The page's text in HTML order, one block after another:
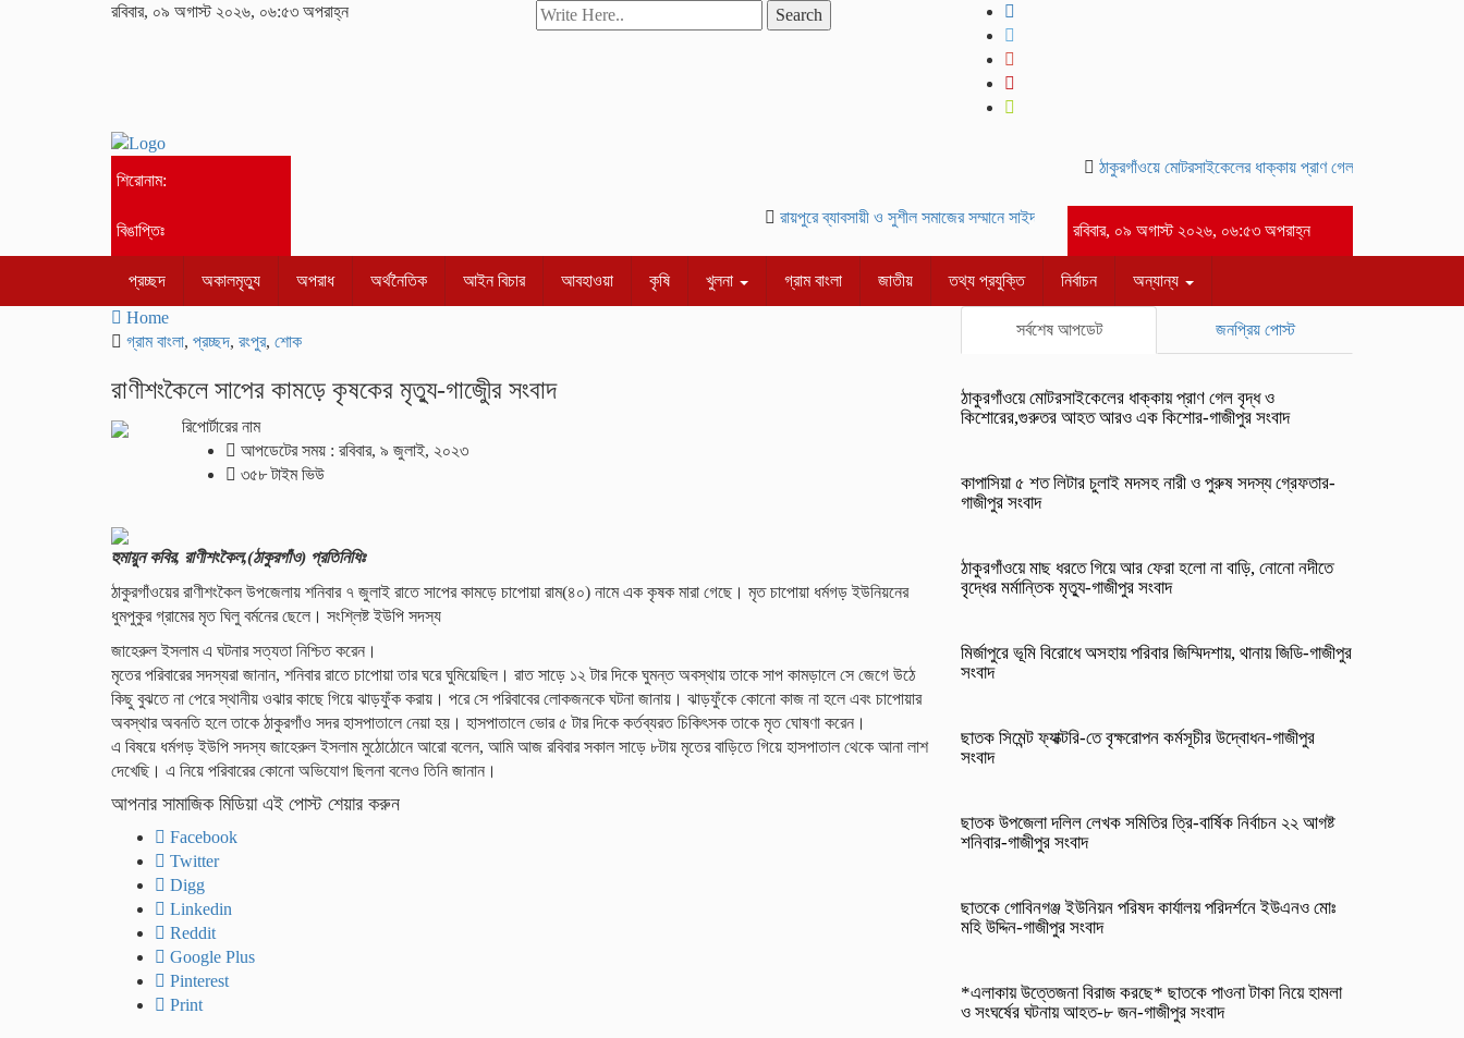
রবিবার, ০৯ অগাস্ট ২০২৬, ০৬:৫৩ অপরাহ্ন Search
শিরোনাম:
ঠাকুরগাঁওয়ে মোটরসাইকেলের ধাক্কায় প্রাণ গেল বৃদ্ধ ও
বিঙাপ্তিঃ
রায়পুরে ব্যাবসায়ী ও সুশীল সমাজের সম্মানে সাইদ জুটনের ইফতার মাহফিল অনুষ্ঠিত।-গাজীপুর সংবাদ
রবিবার, ০৯ অগাস্ট ২০২৬, ০৬:৫৩ অপরাহ্ন
প্রচ্ছদ অকালমৃত্যু অপরাধ অর্থনৈতিক আইন বিচার আবহাওয়া কৃষি খুলনা গ্রাম বাংলা জাতীয় তথ্য প্রযুক্তি নির্বাচন
অন্যান্য
Home
গ্রাম বাংলা, প্রচ্ছদ, রংপুর, শোক
রাণীশংকৈলে সাপের কামড়ে কৃষকের মৃত্যু-গাজীেুর সংবাদ
রিপোর্টারের নাম
আপডেটের সময় : রবিবার, ৯ জুলাই, ২০২৩
৩৫৮ টাইম ভিউ
হুমায়ুন কবির, রাণীশংকৈল,(ঠাকুরগাঁও) প্রতিনিধিঃ
ঠাকুরগাঁওয়ের রাণীশংকৈল উপজেলায় শনিবার ৭ জুলাই রাতে সাপের কামড়ে চাপোয়া রাম(৪০) নামে এক কৃষক মারা গেছে। মৃত চাপোয়া ধর্মগড় ইউনিয়নের
ধুমপুকুর গ্রামের মৃত ঘিলু বর্মনের ছেলে। সংশ্লিষ্ট ইউপি সদস্য
জাহেরুল ইসলাম এ ঘটনার সত্যতা নিশ্চিত করেন।
মৃতের পরিবারের সদস্যরা জানান, শনিবার রাতে চাপোয়া তার ঘরে ঘুমিয়েছিল। রাত সাড়ে ১২ টার দিকে ঘুমন্ত অবস্থায় তাকে সাপ কামড়ালে সে জেগে উঠে
কিছু বুঝতে না পেরে স্থানীয় ওঝার কাছে গিয়ে ঝাড়ফুঁক করায়। পরে সে পরিবাবের লোকজনকে ঘটনা জানায়। ঝাড়ফুঁকে কোনো কাজ না হলে এবং চাপোয়ার
অবস্থার অবনতি হলে তাকে ঠাকুরগাঁও সদর হাসপাতালে নেয়া হয়। হাসপাতালে ভোর ৫ টার দিকে কর্তব্যরত চিকিৎসক তাকে মৃত ঘোষণা করেন।
এ বিষয়ে ধর্মগড় ইউপি সদস্য জাহেরুল ইসলাম মুঠোঠোনে আরো বলেন, আমি আজ রবিবার সকাল সাড়ে ৮টায় মৃতের বাড়িতে গিয়ে হাসপাতাল থেকে আনা লাশ
দেখেছি। এ নিয়ে পরিবারের কোনো অভিযোগ ছিলনা বলেও তিনি জানান।
আপনার সামাজিক মিডিয়া এই পোস্ট শেয়ার করুন
Facebook
Twitter
Digg
Linkedin
Reddit
Google Plus
Pinterest
Print
সর্বশেষ আপডেট জনপ্রিয় পোস্ট
ঠাকুরগাঁওয়ে মোটরসাইকেলের ধাক্কায় প্রাণ গেল বৃদ্ধ ও
কিশোরের,গুরুতর আহত আরও এক কিশোর-গাজীপুর সংবাদ
কাপাসিয়া ৫ শত লিটার চুলাই মদসহ নারী ও পুরুষ সদস্য গ্রেফতার-
গাজীপুর সংবাদ
ঠাকুরগাঁওয়ে মাছ ধরতে গিয়ে আর ফেরা হলো না বাড়ি, নোনো নদীতে
বৃদ্ধের মর্মান্তিক মৃত্যু-গাজীপুর সংবাদ
মির্জাপুরে ভূমি বিরোধে অসহায় পরিবার জিম্মিদশায়, থানায় জিডি-গাজীপুর
সংবাদ
ছাতক সিমেন্ট ফ্যাক্টরি-তে বৃক্ষরোপন কর্মসূচীর উদ্বোধন-গাজীপুর
সংবাদ
ছাতক উপজেলা দলিল লেখক সমিতির ত্রি-বার্ষিক নির্বাচন ২২ আগষ্ট
শনিবার-গাজীপুর সংবাদ
ছাতকে গোবিনগঞ্জ ইউনিয়ন পরিষদ কার্যালয় পরিদর্শনে ইউএনও মোঃ
মহি উদ্দিন-গাজীপুর সংবাদ
*এলাকায় উত্তেজনা বিরাজ করছে* ছাতকে পাওনা টাকা নিয়ে হামলা
ও সংঘর্ষের ঘটনায় আহত-৮ জন-গাজীপুর সংবাদ